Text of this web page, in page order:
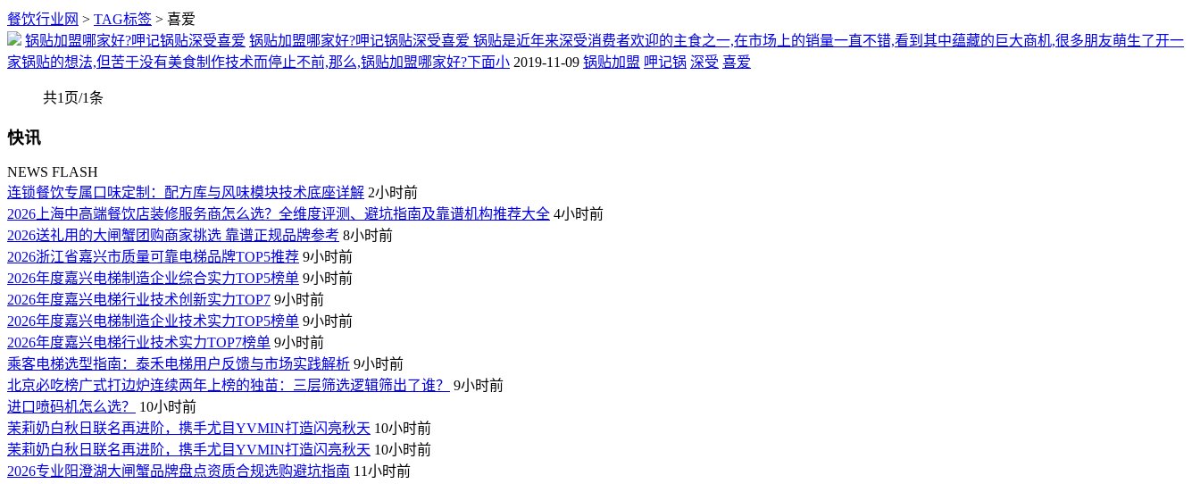
餐饮行业网 > TAG标签 > 喜爱
锅贴加盟哪家好?呷记锅贴深受喜爱 锅贴加盟哪家好?呷记锅贴深受喜爱 锅贴是近年来深受消费者欢迎的主食之一,在市场上的销量一直不错,看到其中蕴藏的巨大商机,很多朋友萌生了开一
家锅贴的想法,但苦于没有美食制作技术而停止不前,那么,锅贴加盟哪家好?下面小 2019-11-09 锅贴加盟 呷记锅 深受 喜爱
共1页/1条
快讯
NEWS FLASH
连锁餐饮专属口味定制：配方库与风味模块技术底座详解 2小时前
2026上海中高端餐饮店装修服务商怎么选？全维度评测、避坑指南及靠谱机构推荐大全 4小时前
2026送礼用的大闸蟹团购商家挑选 靠谱正规品牌参考 8小时前
2026浙江省嘉兴市质量可靠电梯品牌TOP5推荐 9小时前
2026年度嘉兴电梯制造企业综合实力TOP5榜单 9小时前
2026年度嘉兴电梯行业技术创新实力TOP7 9小时前
2026年度嘉兴电梯制造企业技术实力TOP5榜单 9小时前
2026年度嘉兴电梯行业技术实力TOP7榜单 9小时前
乘客电梯选型指南：泰禾电梯用户反馈与市场实践解析 9小时前
北京必吃榜广式打边炉连续两年上榜的独苗：三层筛选逻辑筛出了谁？
9小时前
进口喷码机怎么选？
10小时前
茉莉奶白秋日联名再进阶，携手尤目YVMIN打造闪亮秋天 10小时前
茉莉奶白秋日联名再进阶，携手尤目YVMIN打造闪亮秋天 10小时前
2026专业阳澄湖大闸蟹品牌盘点资质合规选购避坑指南 11小时前